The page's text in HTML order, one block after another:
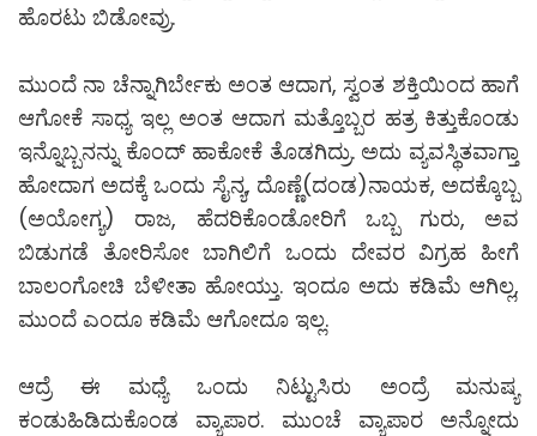
ಹೊರಟು ಬಿಡೋವ್ರು.
ಮುಂದೆ ನಾ ಚೆನ್ನಾಗಿರ್ಬೇಕು ಅಂತ ಆದಾಗ, ಸ್ವಂತ ಶಕ್ತಿಯಿಂದ ಹಾಗೆ
ಆಗೋಕೆ ಸಾಧ್ಯ ಇಲ್ಲ ಅಂತ ಆದಾಗ ಮತ್ತೊಬ್ಬರ ಹತ್ರ ಕಿತ್ತುಕೊಂಡು
ಇನ್ನೊಬ್ಬನನ್ನು ಕೊಂದ್ ಹಾಕೋಕೆ ತೊಡಗಿದ್ರು. ಅದು ವ್ಯವಸ್ಥಿತವಾಗ್ತಾ
ಹೋದಾಗ ಅದಕ್ಕೆ ಒಂದು ಸೈನ್ಯ, ದೊಣ್ಣೆ(ದಂಡ)ನಾಯಕ, ಅದಕ್ಕೊಬ್ಬ
(ಅಯೋಗ್ಯ) ರಾಜ, ಹೆದರಿಕೊಂಡೋರಿಗೆ ಒಬ್ಬ ಗುರು, ಅವ
ಬಿಡುಗಡೆ ತೋರಿಸೋ ಬಾಗಿಲಿಗೆ ಒಂದು ದೇವರ ವಿಗ್ರಹ ಹೀಗೆ
ಬಾಲಂಗೋಚಿ ಬೆಳೀತಾ ಹೋಯ್ತು. ಇಂದೂ ಅದು ಕಡಿಮೆ ಆಗಿಲ್ಲ,
ಮುಂದೆ ಎಂದೂ ಕಡಿಮೆ ಆಗೋದೂ ಇಲ್ಲ.
ಆದ್ರೆ ಈ ಮಧ್ಯೆ ಒಂದು ನಿಟ್ಟುಸಿರು ಅಂದ್ರೆ ಮನುಷ್ಯ
ಕಂಡುಹಿಡಿದುಕೊಂಡ ವ್ಯಾಪಾರ. ಮುಂಚೆ ವ್ಯಾಪಾರ ಅನ್ನೋದು